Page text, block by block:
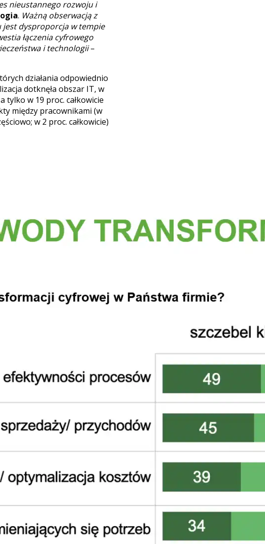
nieustannego rozwoju i
. Ważną obserwacją z
jest dysproporcja w tempie
łączenia cyfrowego
i technologii–
działania odpowiednio
dotknęła obszar IT, w
tylko w 19 proc. całkowicie
między pracownikami (w
w 2 proc. całkowicie)